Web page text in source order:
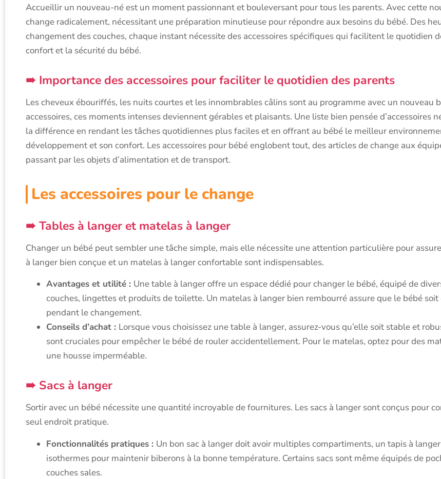
Accueillir un nouveau-né est un moment passionnant et bouleversant pour tous les parents. Avec cette
change radicalement, nécessitant une préparation minutieuse pour répondre aux besoins du bébé. Des
changement des couches, chaque instant nécessite des accessoires spécifiques qui facilitent le quotidien
confort et la sécurité du bébé.
Importance des accessoires pour faciliter le quotidien des parents
Les cheveux ébouriffés, les nuits courtes et les innombrables câlins sont au programme avec un nouveau
accessoires, ces moments intenses deviennent gérables et plaisants. Une liste bien pensée d’accessoires
la différence en rendant les tâches quotidiennes plus faciles et en offrant au bébé le meilleur
développement et son confort. Les accessoires pour bébé englobent tout, des articles de change aux
passant par les objets d’alimentation et de transport.
Les accessoires pour le change
Tables à langer et matelas à langer
Changer un bébé peut sembler une tâche simple, mais elle nécessite une attention particulière pour
à langer bien conçue et un matelas à langer confortable sont indispensables.
Avantages et utilité : Une table à langer offre un espace dédié pour changer le bébé, équipé de
couches, lingettes et produits de toilette. Un matelas à langer bien rembourré assure que le bébé
pendant le changement.
Conseils d’achat : Lorsque vous choisissez une table à langer, assurez-vous qu’elle soit stable et
sont cruciales pour empêcher le bébé de rouler accidentellement. Pour le matelas, optez pour des
une housse imperméable.
Sacs à langer
Sortir avec un bébé nécessite une quantité incroyable de fournitures. Les sacs à langer sont conçus pour
seul endroit pratique.
Fonctionnalités pratiques : Un bon sac à langer doit avoir multiples compartiments, un tapis à
isothermes pour maintenir biberons à la bonne température. Certains sacs sont même équipés de
couches sales.